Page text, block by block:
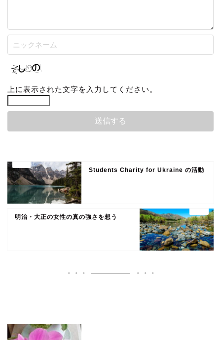
上に表示された文字を入力してください。
Students Charity for Ukraine の活動
明治・大正の女性の真の強さを想う